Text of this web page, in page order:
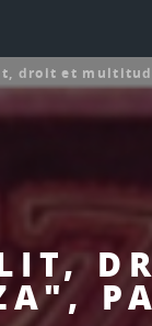
droit et